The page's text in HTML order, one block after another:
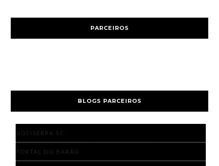
PARCEIROS
BLOGS PARCEIROS
NOTISERRA SC
PORTAL DO BARÃO